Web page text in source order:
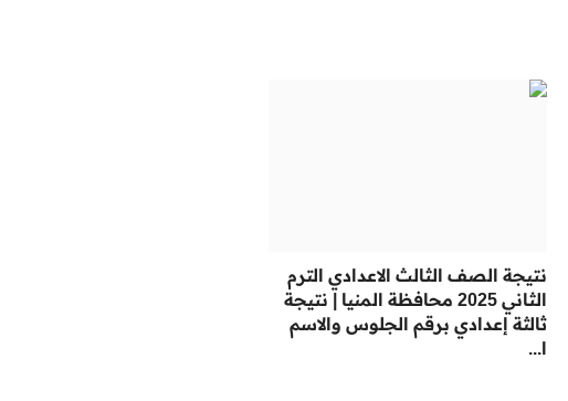
نتيجة الصف الثالث الاعدادي الترم
الثاني 2025 محافظة المنيا | نتيجة
ثالثة إعدادي برقم الجلوس والاسم
ا...